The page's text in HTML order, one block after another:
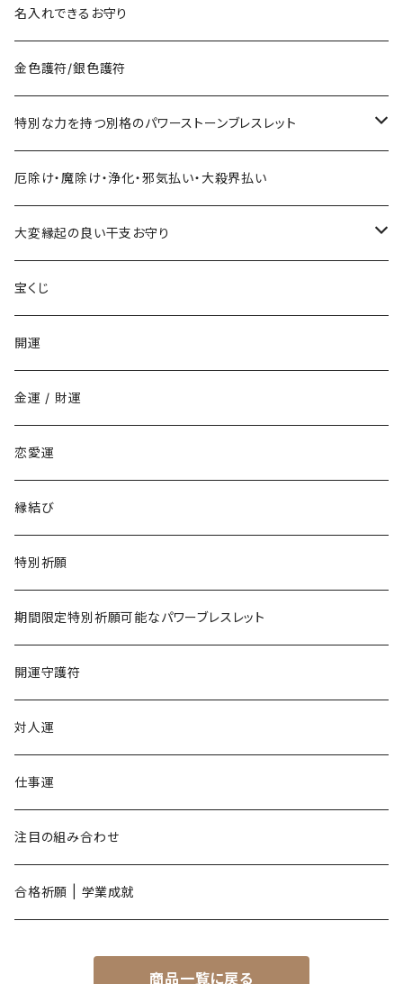
宝くじに御利益ある組合せ
サマージャンボ宝くじに当たりたい時の組合せ
バレンタインジャンボ宝くじに当たりたい時の組合せ
お金に御利益ある組合せ
給料を増やしたい
お金持ちと出会いたい
恋愛・縁結びで御利益ある組合せ
お金持ち恋愛したい
お金持ちと結婚したい(玉の輿・逆玉の輿)
対人で御利益ある組合せ
学校でいじめられたくない
職場でいじめられたくない
恋愛でライバルに勝ちたい
出世して仕事も充実し給料を上げたい時の組み合わせ
名入れできるお守り
金色護符/銀色護符
特別な力を持つ別格のパワーストーンブレスレット
ネックレス
ストラップ
厄除け・魔除け・浄化・邪気払い・大殺界払い
大変縁起の良い干支お守り
子年
丑年
寅年
卯年
辰年
巳年
午年
未年
申年
酉年
戌年
亥年
宝くじ
開運
金運 / 財運
恋愛運
縁結び
特別祈願
期間限定特別祈願可能なパワーブレスレット
開運守護符
対人運
仕事運
注目の組み合わせ
合格祈願 | 学業成就
商品一覧に戻る